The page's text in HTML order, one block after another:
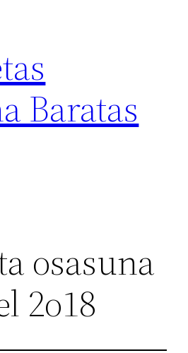
Baratas
osasuna
2o18